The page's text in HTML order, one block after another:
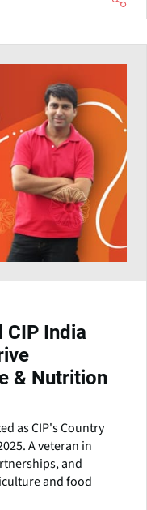
CIP India
& Nutrition
as CIP's Country
A veteran in
and
and food